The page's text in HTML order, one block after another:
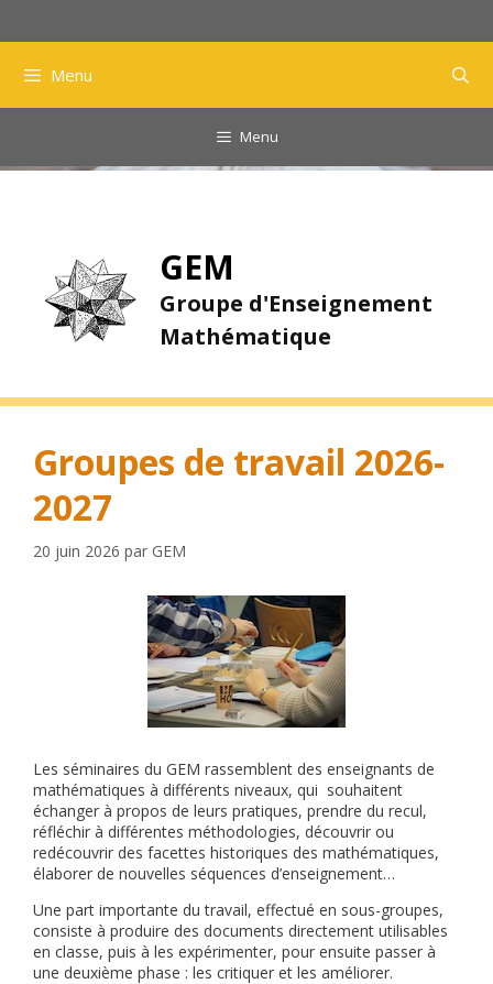
Menu
Menu
GEM
Groupe d'Enseignement
Mathématique
Groupes de travail 2026-
2027
20 juin 2026 par GEM
Les séminaires du GEM rassemblent des enseignants de
mathématiques à différents niveaux, qui souhaitent
échanger à propos de leurs pratiques, prendre du recul,
réfléchir à différentes méthodologies, découvrir ou
redécouvrir des facettes historiques des mathématiques,
élaborer de nouvelles séquences d’enseignement…
Une part importante du travail, effectué en sous-groupes,
consiste à produire des documents directement utilisables
en classe, puis à les expérimenter, pour ensuite passer à
une deuxième phase : les critiquer et les améliorer.